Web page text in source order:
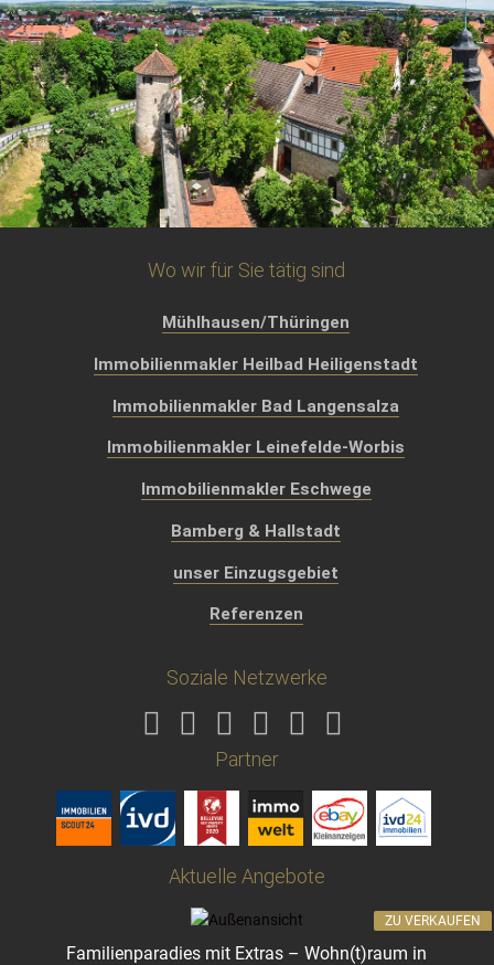
Wo wir für Sie tätig sind
Mühlhausen/Thüringen
Immobilienmakler Heilbad Heiligenstadt
Immobilienmakler Bad Langensalza
Immobilienmakler Leinefelde-Worbis
Immobilienmakler Eschwege
Bamberg & Hallstadt
unser Einzugsgebiet
Referenzen
Soziale Netzwerke
Partner
Aktuelle Angebote
Familienparadies mit Extras – Wohn(t)raum in
ZU VERKAUFEN